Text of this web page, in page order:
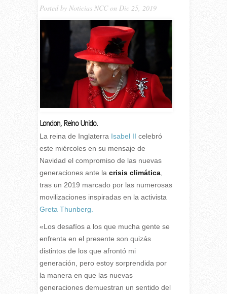
Posted by Noticias NCCon Dic 25, 2019
London, Reino Unido.
L a reina de Inglaterra Isabel II celebró
este miércoles en su mensaje de
Navidad el compromiso de las nuevas
generaciones ante la crisis climática,
tras un 2019 marcado por las numerosas
movilizaciones inspiradas en la activista
Greta Thunberg.
«Los desafíos a los que mucha gente se
enfrenta en el presente son quizás
distintos de los que afrontó mi
generación, pero estoy sorprendida por
la manera en que las nuevas
generaciones demuestran un sentido del